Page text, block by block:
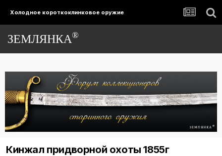
Холодное короткоклинковое оружие
ЗЕМЛЯНКА®
Кинжал придворной охоты 1855г